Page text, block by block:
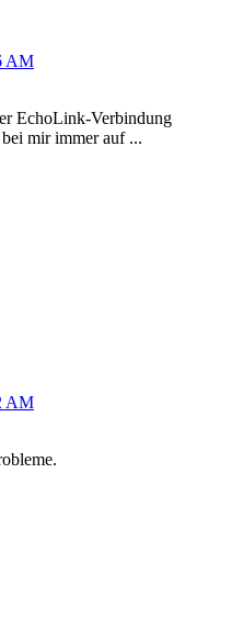
AM
EchoLink-Verbindung
mir immer auf ...
AM